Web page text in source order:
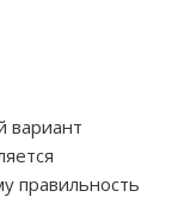
вариант
правильность